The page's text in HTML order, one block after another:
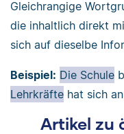
Gleichrangige
die inhaltlich direkt
sich auf dieselbe
Beispiel: Die Schule
Lehrkräfte hat sich
Artikel zu